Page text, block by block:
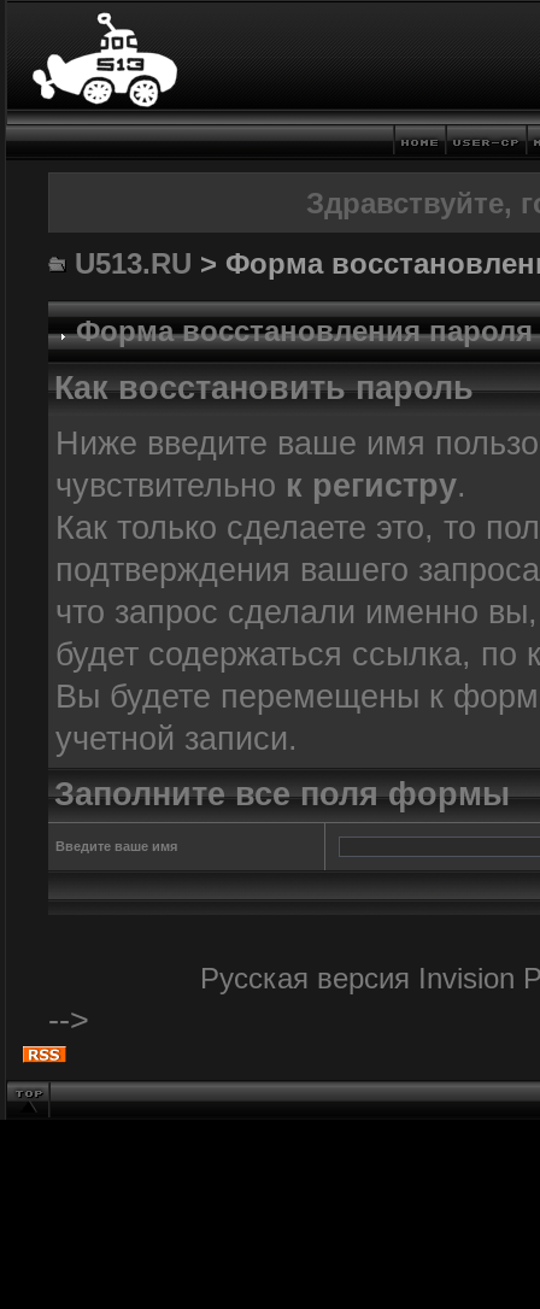
Здравствуйте,
U513.RU > Форма
Форма восстановления пароля
Как восстановить пароль
Ниже введите ваше имя
чувствительно к регистру.
Как только сделаете это, то
подтверждения вашего
что запрос сделали именно
будет содержаться ссылка,
Вы будете перемещены к
учетной записи.
Заполните все поля формы
Введите ваше имя
Русская версия Invision
-->